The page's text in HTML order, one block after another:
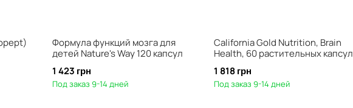
Формула функций мозга для
детей Nature's Way 120 капсул
1 423 грн
Под заказ 9-14 дней
California Gold Nutrition, Brain
Health, 60 растительных капсул
1 818 грн
Под заказ 9-14 дней